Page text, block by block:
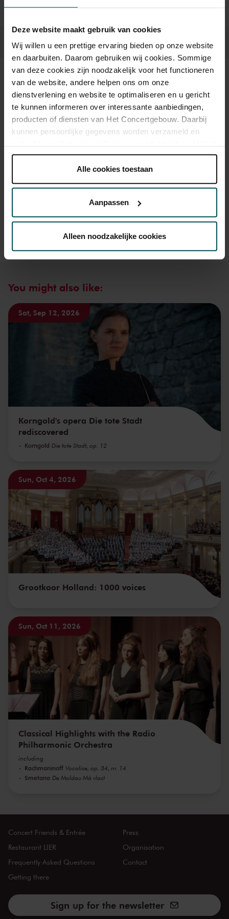
Deze website maakt gebruik van cookies
Wij willen u een prettige ervaring bieden op onze website
en daarbuiten. Daarom gebruiken wij cookies. Sommige
van deze cookies zijn noodzakelijk voor het functioneren
van de website, andere helpen ons om onze
dienstverlening en website te optimaliseren en u gericht
te kunnen informeren over interessante aanbiedingen,
producten of diensten van Het Concertgebouw. Daarbij
kunnen persoonlijke gegevens worden verzameld en
onder 'aanpassen' zelf welke cookies wij mogen
Lees onze cookieverklaring hier. Lees onze
Via decookieverklaringop onze website kunt u uw
Alle cookies toestaan
Aanpassen
Alleen noodzakelijke cookies
Sound and vision
You might also like:
Sat, Sep 12, 2026
Korngold's opera Die tote Stadt
rediscovered
Korngold Die tote Stadt, op. 12
Sun, Oct 4, 2026
Grootkoor Holland: 1000 voices
Sun, Oct 11, 2026
Classical Highlights with the Radio
Philharmonic Orchestra
including
Rachmaninoff Vocalise, op. 34, nr. 14
Smetana De Moldau Má vlast
Concert Friends & Entrée
Restaurant LIER
Frequently Asked Questions
Getting there
Press
Organisation
Contact
Sign up for the newsletter